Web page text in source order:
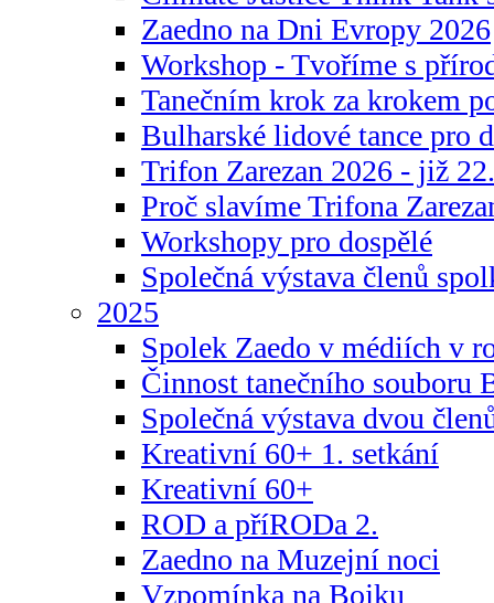
Zaedno na Dni Evropy 2026
Workshop - Tvoříme s
Tanečním krok za krokem
Bulharské lidové tance pro
Trifon Zarezan 2026 - již
Proč slavíme Trifona
Workshopy pro dospělé
Společná výstava členů
2025
Spolek Zaedo v médiích v
Činnost tanečního souboru
Společná výstava dvou
Kreativní 60+ 1. setkání
Kreativní 60+
ROD a příRODa 2.
Zaedno na Muzejní noci
Vzpomínka na Bojku